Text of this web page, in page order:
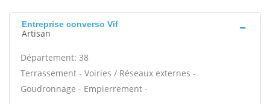
Entreprise converso Vif
Artisan
Département: 38
Terrassement - Voiries / Réseaux externes -
Goudronnage - Empierrement -